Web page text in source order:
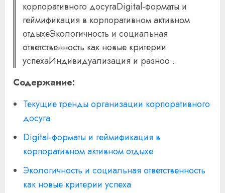
корпоративного досугаDigital-форматы и
геймификация в корпоративном активном
отдыхеЭкологичность и социальная
ответственность как новые критерии
успехаИндивидуализация и разноо...
Содержание:
Текущие тренды организации корпоративного
досуга
Digital-форматы и геймификация в
корпоративном активном отдыхе
Экологичность и социальная ответственность
как новые критерии успеха